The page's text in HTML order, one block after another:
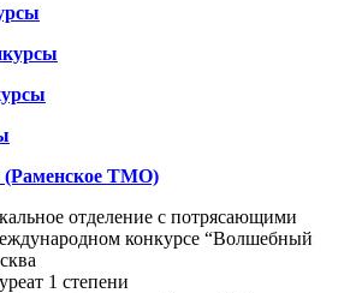
(Раменское ТМО)
отделение с потрясающими
конкурсе “Волшебный
1 степени